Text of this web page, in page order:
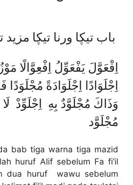
اِفْعَوَّلَ يَفْعَوِّلُ اِفْعِوَّالًا
اِجْلَوَادًا اِجْلَوَادَةً مُجْلَوَدًا
وَذَاكَ مُجْلَوَّدٌ بِهِ اِجْلَوِّدْ
مُجْلَوَّد
bab tiga warna tiga mazid
huruf Alif sebelum Fa fi’il
dua huruf wawu sebelum